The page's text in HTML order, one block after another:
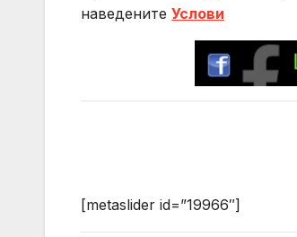
нaведените Услови
[metaslider id=”19966″]